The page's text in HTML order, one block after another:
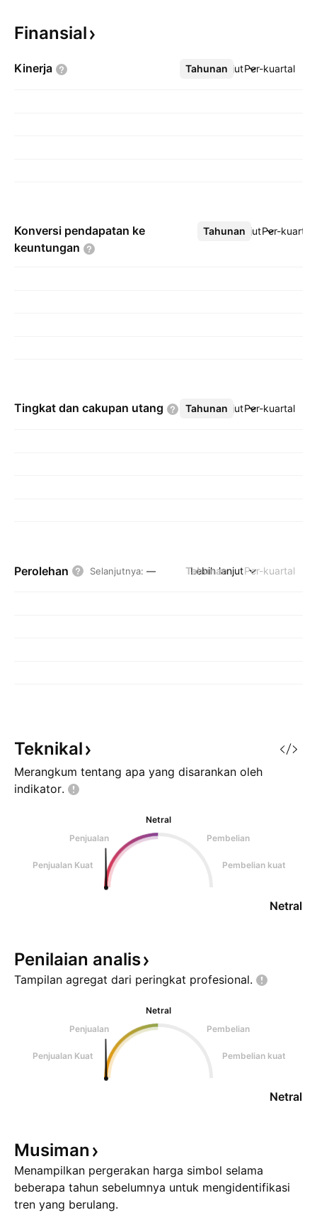
Finansial
Kinerja Tahunan Per-kuartal
Lebih lanjut
Konversi pendapatan ke
keuntungan
Tahunan Per-kuartal
Lebih lanjut
Tingkat dan cakupan utang Tahunan Per-kuartal
Lebih lanjut
Perolehan Selanjutnya: — Tahunan Per-kuartal
Lebih lanjut
Teknikal
Merangkum tentang apa yang disarankan oleh
indikator.
Netral
Penjualan
Pembelian
Penjualan Kuat Pembelian kuat
Netral
Penilaian analis
Tampilan agregat dari peringkat profesional.
Netral
Penjualan
Pembelian
Penjualan Kuat Pembelian kuat
Netral
Musiman
Menampilkan pergerakan harga simbol selama
beberapa tahun sebelumnya untuk mengidentifikasi
tren yang berulang.